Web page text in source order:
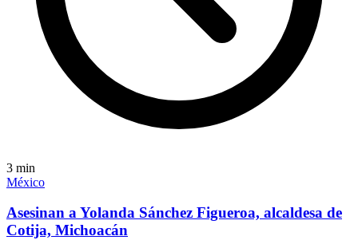
3 min
México
Asesinan a Yolanda Sánchez Figueroa, alcaldesa de
Cotija, Michoacán